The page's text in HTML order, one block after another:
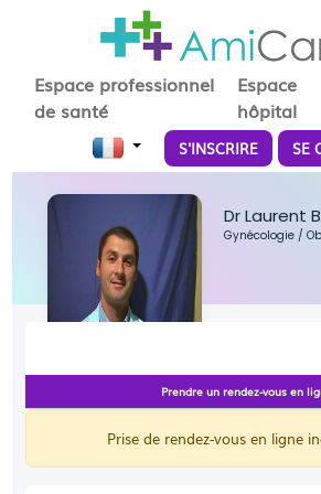
Espace professionnel
de santé
Espace
hôpital
S'INSCRIRE SE
Dr Laurent
Gynécologie/
Prendre un rendez-vous en
Prise de rendez-vous en ligne